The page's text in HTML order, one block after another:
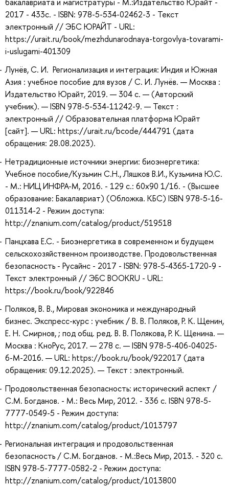
2017 - 433с. - ISBN: 978-5-534-02462-3 - Текст
электронный // ЭБС ЮРАЙТ - URL:
https://urait.ru/book/mezhdunarodnaya-torgovlya-tovarami-
i-uslugami-401309
Лунёв, С. И. Регионализация и интеграция: Индия и Южная
Азия : учебное пособие для вузов / С. И. Лунёв. — Москва :
Издательство Юрайт, 2019. — 304 с. — (Авторский
учебник). — ISBN 978-5-534-11242-9. — Текст :
электронный // Образовательная платформа Юрайт
[сайт]. — URL: https://urait.ru/bcode/444791 (дата
обращения: 28.08.2023).
Нетрадиционные источники энергии: биоэнергетика:
Учебное пособие/Кузьмин С.Н., Ляшков В.И., Кузьмина Ю.С.
- М.: НИЦ ИНФРА-М, 2016. - 129 с.: 60x90 1/16. - (Высшее
образование: Бакалавриат) (Обложка. КБС) ISBN 978-5-16-
011314-2 - Режим доступа:
http://znanium.com/catalog/product/519518
Панцхава Е.С. - Биоэнергетика в современном и будущем
сельскохозяйственном производстве. Продовольственная
безопасность - Русайнс - 2017 - ISBN: 978-5-4365-1720-9 -
Текст электронный // ЭБС BOOKRU - URL:
https://book.ru/book/922846
Поляков, В. В., Мировая экономика и международный
бизнес. Экспресс-курс : учебник / В. В. Поляков, Р. К. Щенин,
Е. Н. Смирнов, ; под общ. ред. В. В. Полякова, Р. К. Щенина. —
Москва : КноРус, 2017. — 278 с. — ISBN 978-5-406-04025-
6-M-2016. — URL: https://book.ru/book/922017 (дата
обращения: 09.12.2025). — Текст : электронный.
Продовольственная безопасность: исторический аспект /
С.М. Богданов. - М.: Весь Мир, 2012. - 336 с. ISBN 978-5-
7777-0549-5 - Режим доступа:
http://znanium.com/catalog/product/1013797
Региональная интеграция и продовольственная
безопасность / С.М. Богданов. - М.:Весь Мир, 2013. - 320 с.
ISBN 978-5-7777-0582-2 - Режим доступа:
http://znanium.com/catalog/product/1013800